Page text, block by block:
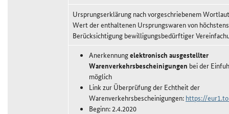
Ursprungserklärung nach vorgeschriebenem
Wert der enthaltenen Ursprungswaren von
Berücksichtigung bewilligungsbedürftiger
Anerkennungelektronisch ausgestellter
Warenverkehrsbescheinigungen bei der
möglich
Link zur Überprüfung der Echtheit der
Warenverkehrsbescheinigungen: https://
Beginn: 2.4.2020